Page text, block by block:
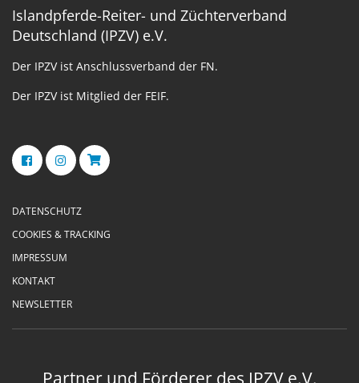
Islandpferde-Reiter- und Züchterverband
Deutschland (IPZV) e.V.
Der IPZV ist Anschlussverband der FN.
Der IPZV ist Mitglied der FEIF.
DATENSCHUTZ
COOKIES & TRACKING
IMPRESSUM
KONTAKT
NEWSLETTER
Partner und Förderer des IPZV e.V.